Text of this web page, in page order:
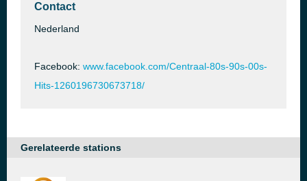
Contact
Nederland
Facebook: www.facebook.com/Centraal-80s-90s-00s-
Hits-1260196730673718/
Gerelateerde stations